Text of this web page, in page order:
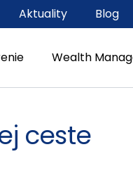
Wealth
Aktuality Blog
ceste